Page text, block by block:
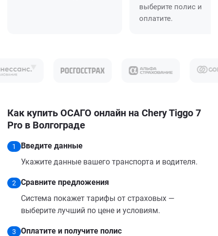
выберите полис и
оплатите.
Как купить ОСАГО онлайн на Chery Tiggo 7
Pro в Волгограде
1
Введите данные
Укажите данные вашего транспорта и водителя.
2
Сравните предложения
Система покажет тарифы от страховых —
выберите лучший по цене и условиям.
3
Оплатите и получите полис